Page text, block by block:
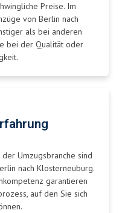
Preise. Im
von Berlin nach
als bei anderen
bei der Qualität oder
Umzugsbranche sind
nach Klosterneuburg.
garantieren
auf den Sie sich